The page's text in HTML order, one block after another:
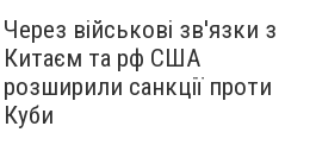
Через військові зв'язки з
Китаєм та рф США
розширили санкції проти
Куби